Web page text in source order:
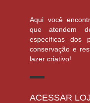
Aqui você
que atendem
específicas dos
conservação e
lazer criativo!
ACESSAR